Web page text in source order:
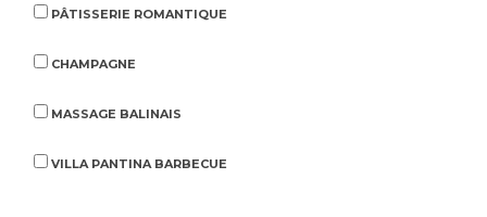
PÂTISSERIE ROMANTIQUE
CHAMPAGNE
MASSAGE BALINAIS
VILLA PANTINA BARBECUE